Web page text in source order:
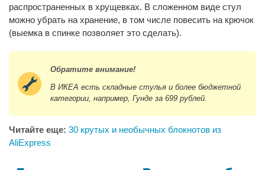
распространенных в хрущевках. В сложенном виде стул
можно убрать на хранение, в том числе повесить на крючок
(выемка в спинке позволяет это сделать).
Обратите внимание!
В ИКЕА есть складные стулья и более бюджетной
категории, например, Гунде за 699 рублей.
Читайте еще: 30 крутых и необычных блокнотов из
AliExpress